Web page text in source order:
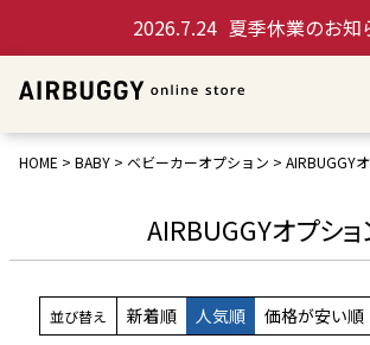
2026.7.24 夏季休業のお知
HOME BABY ベビーカーオプション AIRBUGGY
AIRBUGGYオプショ
並び替え 新着順 人気順 価格が安い順